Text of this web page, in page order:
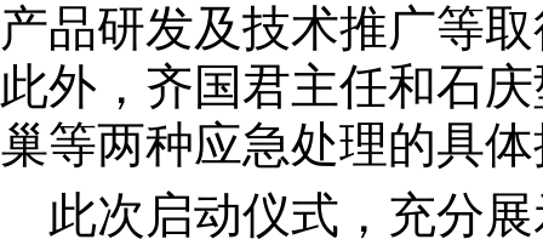
产品研发及技术推广等
此外，齐国君主任和石
巢等两种应急处理的具
此次启动仪式，充分展